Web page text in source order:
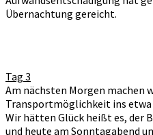
Übernachtung gereicht.
Tag 3
Am nächsten Morgen machen
Transportmöglichkeit ins
Wir hätten Glück heißt es, der
und heute am Sonntagabend